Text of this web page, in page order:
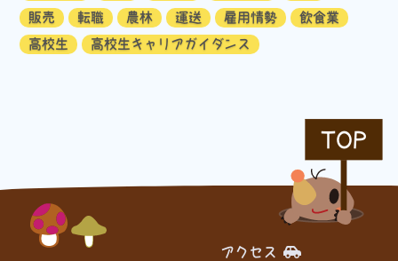
販売
転職 農林 運送 雇用情勢
飲食業
高校生
高校生キャリアガイダンス
TOP
アクセス